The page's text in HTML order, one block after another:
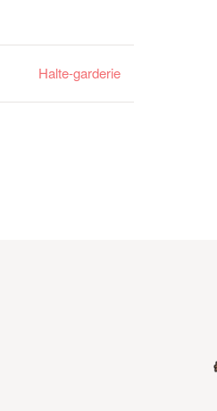
Halte-garderie